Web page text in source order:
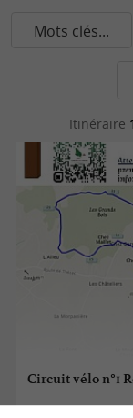
Mots clés...
Itinéraire
Circuit vélo n°1